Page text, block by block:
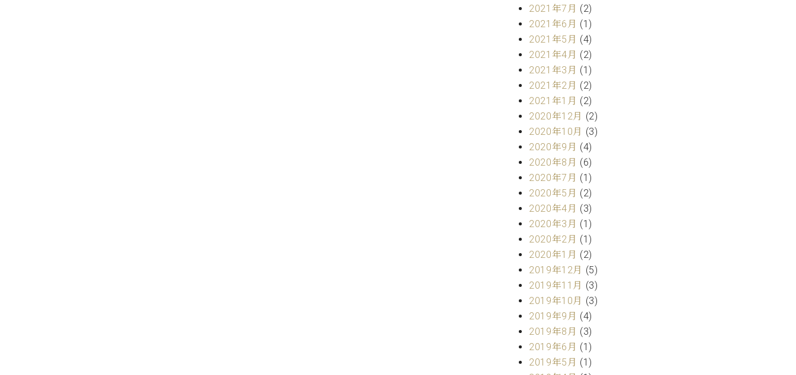
2021年7月 (2)
2021年6月 (1)
2021年5月 (4)
2021年4月 (2)
2021年3月 (1)
2021年2月 (2)
2021年1月 (2)
2020年12月 (2)
2020年10月 (3)
2020年9月 (4)
2020年8月 (6)
2020年7月 (1)
2020年5月 (2)
2020年4月 (3)
2020年3月 (1)
2020年2月 (1)
2020年1月 (2)
2019年12月 (5)
2019年11月 (3)
2019年10月 (3)
2019年9月 (4)
2019年8月 (3)
2019年6月 (1)
2019年5月 (1)